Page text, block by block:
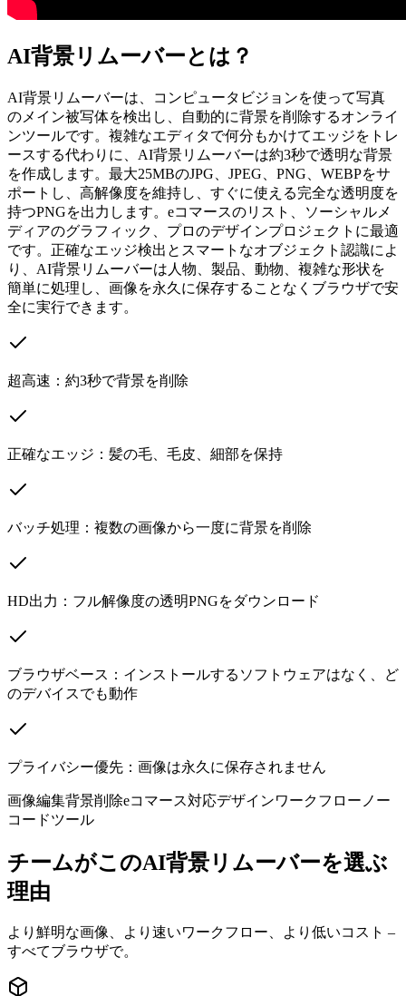
AI背景リムーバーとは？
AI背景リムーバーは、コンピュータビジョンを使って写真
のメイン被写体を検出し、自動的に背景を削除するオンライ
ンツールです。複雑なエディタで何分もかけてエッジをトレ
ースする代わりに、AI背景リムーバーは約3秒で透明な背景
を作成します。最大25MBのJPG、JPEG、PNG、WEBPをサ
ポートし、高解像度を維持し、すぐに使える完全な透明度を
持つPNGを出力します。eコマースのリスト、ソーシャルメ
ディアのグラフィック、プロのデザインプロジェクトに最適
です。正確なエッジ検出とスマートなオブジェクト認識によ
り、AI背景リムーバーは人物、製品、動物、複雑な形状を
簡単に処理し、画像を永久に保存することなくブラウザで安
全に実行できます。
超高速：約3秒で背景を削除
正確なエッジ：髪の毛、毛皮、細部を保持
バッチ処理：複数の画像から一度に背景を削除
HD出力：フル解像度の透明PNGをダウンロード
ブラウザベース：インストールするソフトウェアはなく、ど
のデバイスでも動作
プライバシー優先：画像は永久に保存されません
画像編集背景削除eコマース対応デザインワークフロー ノー
コードツール
チームがこのAI背景リムーバーを選ぶ
理由
より鮮明な画像、より速いワークフロー、より低いコスト –
すべてブラウザで。